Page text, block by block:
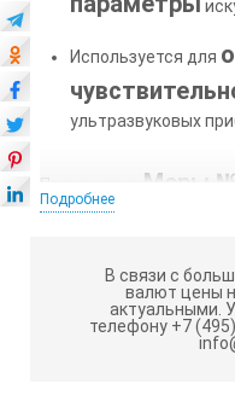
Используется для
ультразвуковых
Применение Меры
работу дефектоскопов
Наименование
Подробнее
В связи с
валют цены
актуальными.
телефону +7